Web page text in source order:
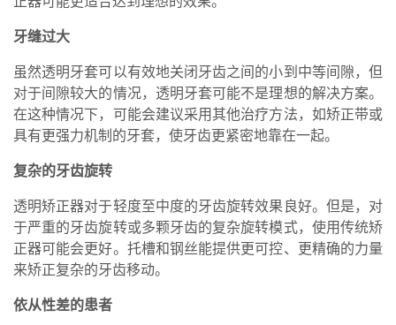
牙缝过大
虽然透明牙套可以有效地关闭牙齿之间的小到中等间隙，但
对于间隙较大的情况，透明牙套可能不是理想的解决方案。
在这种情况下，可能会建议采用其他治疗方法，如矫正带或
具有更强力机制的牙套，使牙齿更紧密地靠在一起。
复杂的牙齿旋转
透明矫正器对于轻度至中度的牙齿旋转效果良好。但是，对
于严重的牙齿旋转或多颗牙齿的复杂旋转模式，使用传统矫
正器可能会更好。托槽和钢丝能提供更可控、更精确的力量
来矫正复杂的牙齿移动。
依从性差的患者